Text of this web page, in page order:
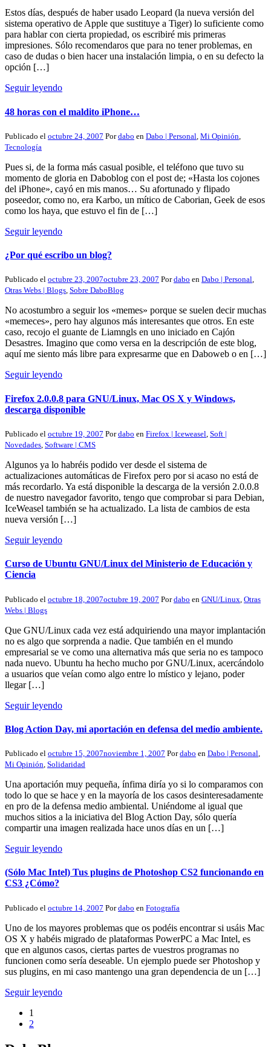
Estos días, después de haber usado Leopard (la nueva versión del
sistema operativo de Apple que sustituye a Tiger) lo suficiente como
para hablar con cierta propiedad, os escribiré mis primeras
impresiones. Sólo recomendaros que para no tener problemas, en
caso de dudas o bien hacer una instalación limpia, o en su defecto la
opción […]
Seguir leyendo
48 horas con el maldito iPhone…
Publicado el octubre 24, 2007 Pordabo en Dabo | Personal Mi Opinión
Tecnología
Pues si, de la forma más casual posible, el teléfono que tuvo su
momento de gloria en Daboblog con el post de; «Hasta los cojones
del iPhone», cayó en mis manos… Su afortunado y flipado
poseedor, como no, era Karbo, un mítico de Caborian, Geek de esos
como los haya, que estuvo el fin de […]
Seguir leyendo
¿Por qué escribo un blog?
Publicado el octubre 23, 2007octubre 23, 2007 Pordabo en Dabo | Personal,
Otras Webs | Blogs, Sobre DaboBlog
No acostumbro a seguir los «memes» porque se suelen decir muchas
«memeces», pero hay algunos más interesantes que otros. En este
caso, recojo el guante de Liamngls en uno iniciado en Cajón
Desastres. Imagino que como versa en la descripción de este blog,
aquí me siento más libre para expresarme que en Daboweb o en […]
Seguir leyendo
Firefox 2.0.0.8 para GNU/Linux, Mac OS X y Windows,
descarga disponible
Publicado el octubre 19, 2007 Pordabo en Firefox | Iceweasel, Soft |
Novedades, Software | CMS
Algunos ya lo habréis podido ver desde el sistema de
actualizaciones automáticas de Firefox pero por si acaso no está de
más recordarlo. Ya está disponible la descarga de la versión 2.0.0.8
de nuestro navegador favorito, tengo que comprobar si para Debian,
IceWeasel también se ha actualizado. La lista de cambios de esta
nueva versión […]
Seguir leyendo
Curso de Ubuntu GNU/Linux del Ministerio de Educación y
Ciencia
Publicado el octubre 18, 2007octubre 19, 2007 Pordabo en GNU/Linux Otras
Webs | Blogs
Que GNU/Linux cada vez está adquiriendo una mayor implantación
no es algo que sorprenda a nadie. Que también en el mundo
empresarial se ve como una alternativa más que seria no es tampoco
nada nuevo. Ubuntu ha hecho mucho por GNU/Linux, acercándolo
a usuarios que veían como algo entre lo místico y lejano, poder
llegar […]
Seguir leyendo
Blog Action Day, mi aportación en defensa del medio ambiente.
Publicado el octubre 15, 2007noviembre 1, 2007 Pordabo en Dabo | Personal,
Mi Opinión, Solidaridad
Una aportación muy pequeña, ínfima diría yo si lo comparamos con
todo lo que se hace y en la mayoría de los casos desinteresadamente
en pro de la defensa medio ambiental. Uniéndome al igual que
muchos sitios a la iniciativa del Blog Action Day, sólo quería
compartir una imagen realizada hace unos días en un […]
Seguir leyendo
(Sólo Mac Intel) Tus plugins de Photoshop CS2 funcionando en
CS3 ¿Cómo?
Publicado el octubre 14, 2007 Pordabo en Fotografía
Uno de los mayores problemas que os podéis encontrar si usáis Mac
OS X y habéis migrado de plataformas PowerPC a Mac Intel, es
que en algunos casos, ciertas partes de vuestros programas no
funcionen como sería deseable. Un ejemplo puede ser Photoshop y
sus plugins, en mi caso mantengo una gran dependencia de un […]
Seguir leyendo
1
2